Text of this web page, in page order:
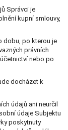
Správci je
kupní smlouvy,
dobu, po kterou je
právních
nebo po
docházet k
údajů ani neurčil
údaje Subjektu
poskytnuty